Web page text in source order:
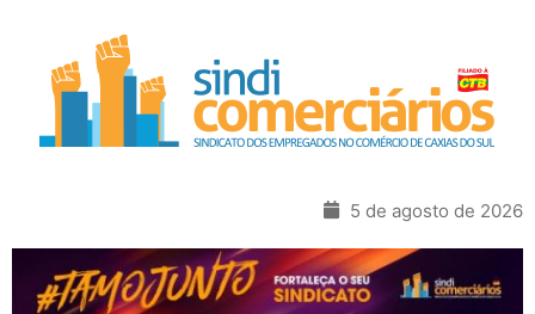
5 de agosto de 2026